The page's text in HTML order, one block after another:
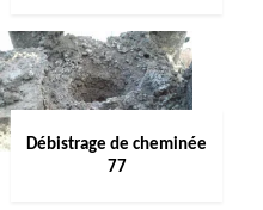
Débistrage de cheminée
77